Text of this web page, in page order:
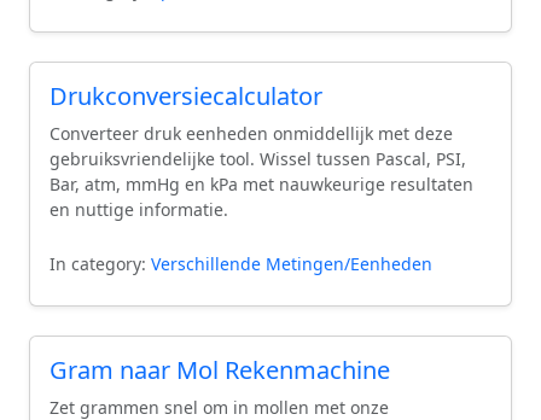
Drukconversiecalculator
Converteer druk eenheden onmiddellijk met deze
gebruiksvriendelijke tool. Wissel tussen Pascal, PSI,
Bar, atm, mmHg en kPa met nauwkeurige resultaten
en nuttige informatie.
In category: Verschillende Metingen/Eenheden
Gram naar Mol Rekenmachine
Zet grammen snel om in mollen met onze